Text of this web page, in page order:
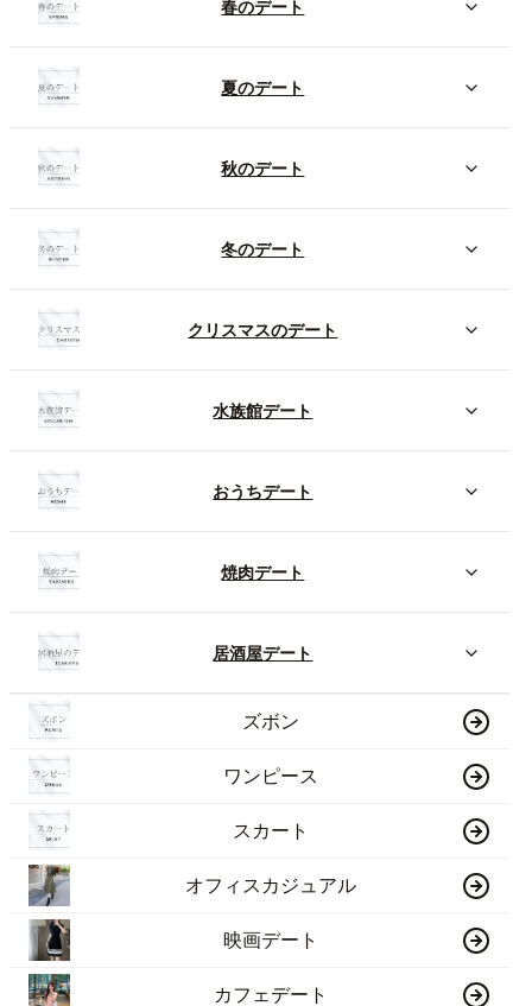
春のデート
夏のデート
秋のデート
冬のデート
クリスマスのデート
水族館デート
おうちデート
焼肉デート
居酒屋デート
ズボン
ワンピース
スカート
オフィスカジュアル
映画デート
カフェデート